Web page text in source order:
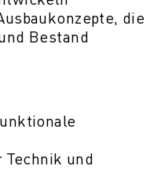
die
Bestand
Technik und